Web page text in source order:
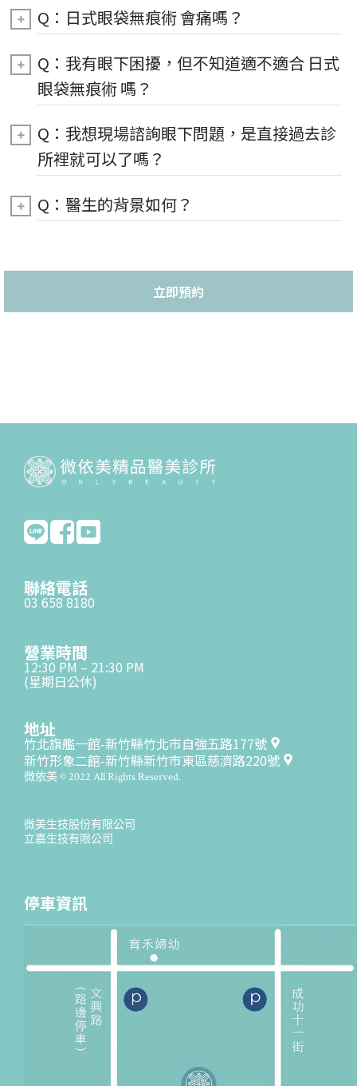
Q：日式眼袋無痕術 會痛嗎？
Q：我有眼下困擾，但不知道適不適合 日式
眼袋無痕術 嗎？
Q：我想現場諮詢眼下問題，是直接過去診
所裡就可以了嗎？
Q：醫生的背景如何？
立即預約
聯絡電話
03 658 8180
營業時間
12:30 PM – 21:30 PM
(星期日公休)
地址
竹北旗艦一館-新竹縣竹北市自強五路177號
新竹形象二館-新竹縣新竹市東區慈濟路220號
微依美 © 2022 All Rights Reserved.
微美生技股份有限公司
立嘉生技有限公司
停車資訊